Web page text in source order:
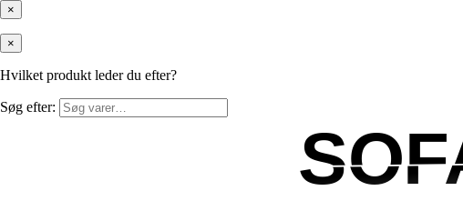
×
×
Hvilket produkt leder du efter?
Søg efter: